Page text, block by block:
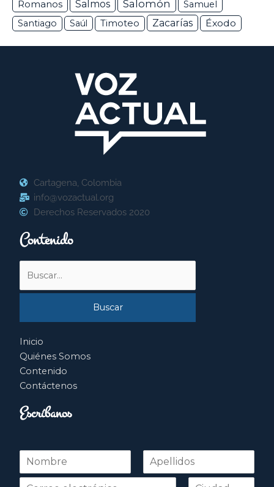
Romanos Salmos Salomón
Samuel
Santiago
Saúl Timoteo Zacarías Éxodo
Cartagena, Colombia
info@vozactual.org
Derechos Reservados 2020
Contenido
por:
Inicio
Quiénes Somos
Contenido
Contáctenos
Escríbanos
N
m
Nombre Apellidos